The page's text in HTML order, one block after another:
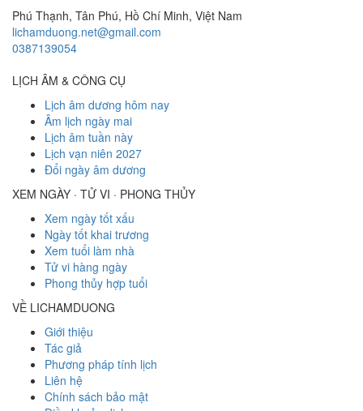
Phú Thạnh, Tân Phú, Hồ Chí Minh, Việt Nam
lichamduong.net@gmail.com
0387139054
LỊCH ÂM & CÔNG CỤ
Lịch âm dương hôm nay
Âm lịch ngày mai
Lịch âm tuần này
Lịch vạn niên 2027
Đổi ngày âm dương
XEM NGÀY · TỬ VI · PHONG THỦY
Xem ngày tốt xấu
Ngày tốt khai trương
Xem tuổi làm nhà
Tử vi hàng ngày
Phong thủy hợp tuổi
VỀ LICHAMDUONG
Giới thiệu
Tác giả
Phương pháp tính lịch
Liên hệ
Chính sách bảo mật